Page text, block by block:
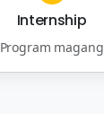
Internship
Program magang